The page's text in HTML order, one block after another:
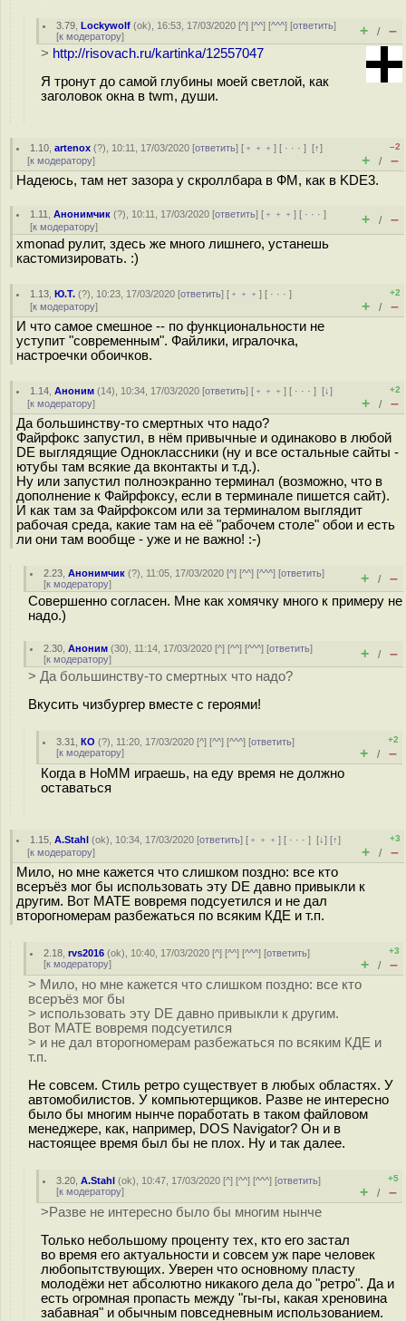
3.79 ,Lockywolf (ok), 16:53, 17/03/2020 [^] [^^] [^^^] [ответить]
[к модератору] + / –
> http://risovach.ru/kartinka/12557047
Я тронут до самой глубины моей светлой, как
заголовок окна в twm, души.
1.10 ,artenox (?), 10:11, 17/03/2020 [ответить] [ ﹢﹢﹢] [ · · ·][↑]
[к модератору]
–2
+ / –
Надеюсь, там нет зазора у скроллбара в ФМ, как в KDE3.
1.11 ,Анонимчик (?), 10:11, 17/03/2020 [ответить] [ ﹢﹢﹢] [ · · ·]
[к модератору] + / –
xmonad рулит, здесь же много лишнего, устанешь
кастомизировать. :)
1.13 ,Ю.Т. (?), 10:23, 17/03/2020 [ответить] [ ﹢﹢﹢] [ · · ·]
[к модератору]
+2
+ / –
И что самое смешное -- по функциональности не
уступит "современным". Файлики, игралочка,
настроечки обоичков.
1.14 ,Аноним (14), 10:34, 17/03/2020 [ответить] [ ﹢﹢﹢] [ · · ·][↓]
[к модератору]
+2
+ / –
Да большинству-то смертных что надо?
Файрфокс запустил, в нём привычные и одинаково в любой
DE выглядящие Одноклассники (ну и все остальные сайты -
ютубы там всякие да вконтакты и т.д.).
Ну или запустил полноэкранно терминал (возможно, что в
дополнение к Файрфоксу, если в терминале пишется сайт).
И как там за Файрфоксом или за терминалом выглядит
рабочая среда, какие там на её "рабочем столе" обои и есть
ли они там вообще - уже и не важно! :-)
2.23 ,Анонимчик (?), 11:05, 17/03/2020 [^] [^^] [^^^] [ответить]
[к модератору] + / –
Совершенно согласен. Мне как хомячку много к примеру не
надо.)
2.30 ,Аноним (30), 11:14, 17/03/2020 [^] [^^] [^^^] [ответить]
[к модератору] + / –
> Да большинству-то смертных что надо?
Вкусить чизбургер вместе с героями!
3.31 ,КО (?), 11:20, 17/03/2020 [^] [^^] [^^^] [ответить]
[к модератору]
+2
+ / –
Когда в HoMM играешь, на еду время не должно
оставаться
1.15 ,A.Stahl (ok), 10:34, 17/03/2020 [ответить] [ ﹢﹢﹢] [ · · ·][↓] [↑]
[к модератору]
+3
+ / –
Мило, но мне кажется что слишком поздно: все кто
всеръёз мог бы использовать эту DE давно привыкли к
другим. Вот МАТЕ вовремя подсуетился и не дал
второгномерам разбежаться по всяким КДЕ и т.п.
2.18 ,rvs2016 (ok), 10:40, 17/03/2020 [^] [^^] [^^^] [ответить]
[к модератору]
+3
+ / –
> Мило, но мне кажется что слишком поздно: все кто
всеръёз мог бы
> использовать эту DE давно привыкли к другим.
Вот МАТЕ вовремя подсуетился
> и не дал второгномерам разбежаться по всяким КДЕ и
т.п.
Не совсем. Стиль ретро существует в любых областях. У
автомобилистов. У компьютерщиков. Разве не интересно
было бы многим нынче поработать в таком файловом
менеджере, как, например, DOS Navigator? Он и в
настоящее время был бы не плох. Ну и так далее.
3.20 ,A.Stahl (ok), 10:47, 17/03/2020 [^] [^^] [^^^] [ответить]
[к модератору]
+5
+ / –
>Разве не интересно было бы многим нынче
Только небольшому проценту тех, кто его застал
во время его актуальности и совсем уж паре человек
любопытствующих. Уверен что основному пласту
молодёжи нет абсолютно никакого дела до "ретро". Да и
есть огромная пропасть между "гы-гы, какая хреновина
забавная" и обычным повседневным использованием.